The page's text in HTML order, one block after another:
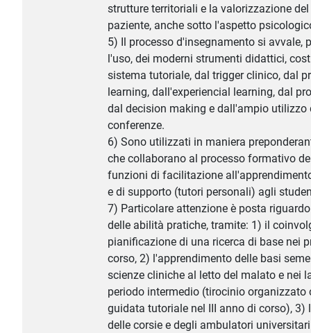
strutture territoriali e la valorizzazione
paziente, anche sotto l'aspetto
5) Il processo d'insegnamento si avvale,
l'uso, dei moderni strumenti didattici,
sistema tutoriale, dal trigger clinico, dal
learning, dall'experiencial learning, dal
dal decision making e dall'ampio utilizzo
conferenze.
6) Sono utilizzati in maniera
che collaborano al processo formativo
funzioni di facilitazione
e di supporto (tutori personali) agli
7) Particolare attenzione è posta
delle abilità pratiche, tramite: 1) il
pianificazione di una ricerca di base nei
corso, 2) l'apprendimento delle basi
scienze cliniche al letto del malato e nei
periodo intermedio (tirocinio organizzato
guidata tutoriale nel III anno di corso), 3)
delle corsie e degli ambulatori